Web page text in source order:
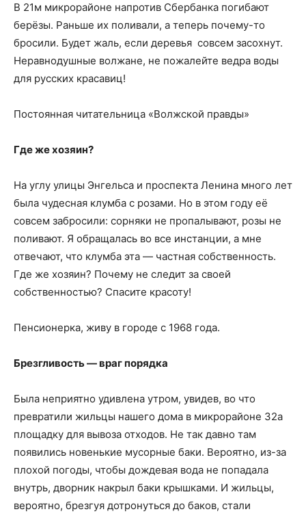
В 21м микрорайоне напротив Сбербанка погибают
берёзы. Раньше их поливали, а теперь почему-то
бросили. Будет жаль, если деревья совсем засохнут.
Неравнодушные волжане, не пожалейте ведра воды
для русских красавиц!
Постоянная читательница «Волжской правды»
Где же хозяин?
На углу улицы Энгельса и проспекта Ленина много лет
была чудесная клумба с розами. Но в этом году её
совсем забросили: сорняки не пропалывают, розы не
поливают. Я обращалась во все инстанции, а мне
отвечают, что клумба эта — частная собственность.
Где же хозяин? Почему не следит за своей
собственностью? Спасите красоту!
Пенсионерка, живу в городе с 1968 года.
Брезгливость — враг порядка
Была неприятно удивлена утром, увидев, во что
превратили жильцы нашего дома в микрорайоне 32а
площадку для вывоза отходов. Не так давно там
появились новенькие мусорные баки. Вероятно, из-за
плохой погоды, чтобы дождевая вода не попадала
внутрь, дворник накрыл баки крышками. И жильцы,
вероятно, брезгуя дотронуться до баков, стали